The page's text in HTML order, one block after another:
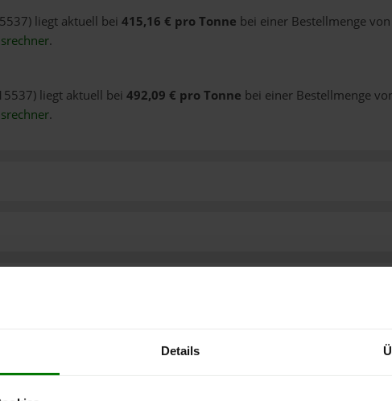
Details
liegt aktuell bei 415,16 € pro Tonne bei einer Bestellmenge
.
liegt aktuell bei 492,09 € pro Tonne bei einer Bestellmenge
.